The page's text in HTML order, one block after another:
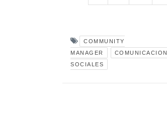
COMMUNITY
MANAGER
COMUNICACION
SOCIALES